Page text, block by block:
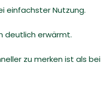
einfachster Nutzung.
deutlich erwärmt.
zu merken ist als bei